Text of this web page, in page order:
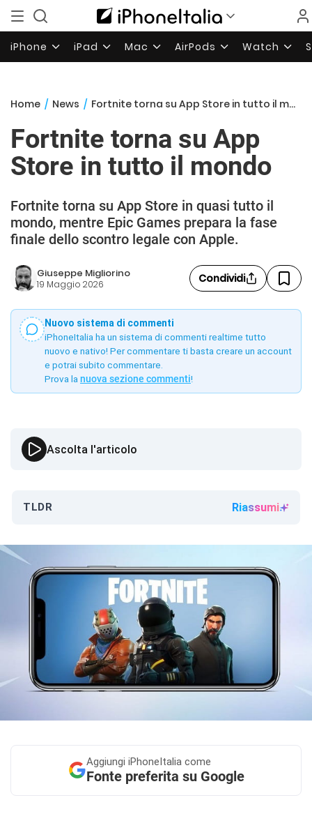
iPhone iPad Mac AirPods Watch
Home / News / Fortnite torna su App Store in tutto il mondo
Fortnite torna su App
Store in tutto il mondo
Fortnite torna su App Store in quasi tutto il
mondo, mentre Epic Games prepara la fase
finale dello scontro legale con Apple.
Giuseppe Migliorino
19 Maggio 2026 Condividi
Nuovo sistema di commenti
iPhoneItalia ha un sistema di commenti realtime tutto
nuovo e nativo! Per commentare ti basta creare un account
e potrai subito commentare.
Prova la nuova sezione commenti!
Ascolta l'articolo
TLDR Riassumi
Aggiungi iPhoneItalia come
Fonte preferita su Google